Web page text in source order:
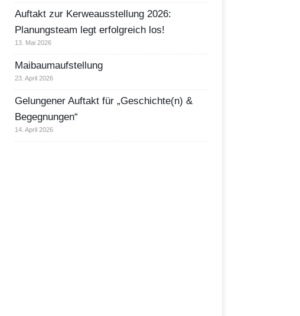
Auftakt zur Kerweausstellung 2026:
Planungsteam legt erfolgreich los!
13. Mai 2026
Maibaumaufstellung
23. April 2026
Gelungener Auftakt für „Geschichte(n) &
Begegnungen“
14. April 2026